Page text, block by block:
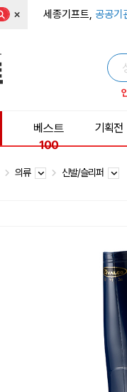
× 세종기프트, 공공기
베스트
100
기획전
의류 신발/슬리퍼